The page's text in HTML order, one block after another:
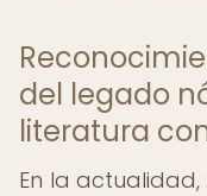
del legado
literatura
En la actualidad,